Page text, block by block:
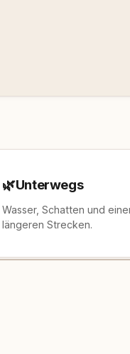
🌿Unterwegs
Wasser, Schatten und
längeren Strecken.